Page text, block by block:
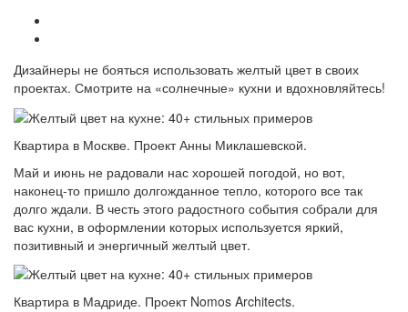
Дизайнеры не бояться использовать желтый цвет в своих
проектах. Смотрите на «солнечные» кухни и вдохновляйтесь!
Квартира в Москве. Проект Анны Миклашевской.
Май и июнь не радовали нас хорошей погодой, но вот,
наконец-то пришло долгожданное тепло, которого все так
долго ждали. В честь этого радостного события собрали для
вас кухни, в оформлении которых используется яркий,
позитивный и энергичный желтый цвет.
Квартира в Мадриде. Проект Nomos Architects.